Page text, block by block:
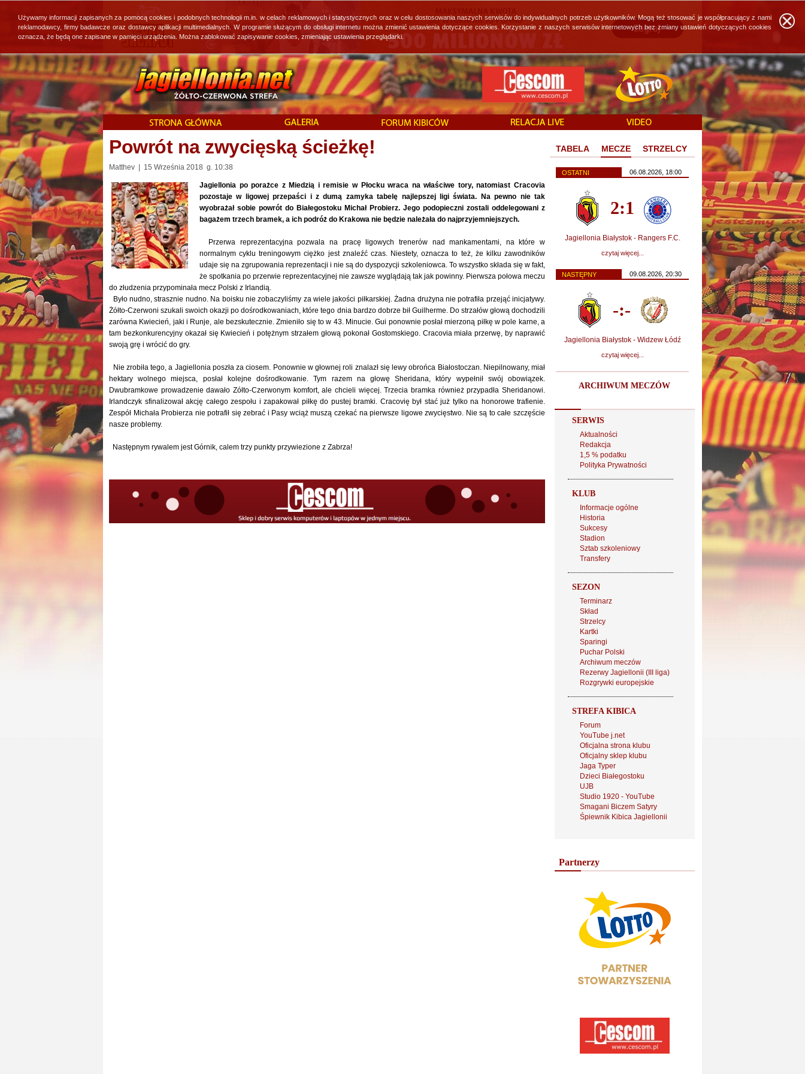
Powrót na zwycięską ścieżkę!
Matthev | 15 Września 2018 g. 10:38
Jagiellonia po porażce z Miedzią i remisie w Płocku wraca na właściwe tory, natomiast Cracovia
pozostaje w ligowej przepaści i z dumą zamyka tabelę najlepszej ligi świata. Na pewno nie tak
wyobrażał sobie powrót do Białegostoku Michał Probierz. Jego podopieczni zostali oddelegowani z
bagażem trzech bramek, a ich podróż do Krakowa nie będzie należała do najprzyjemniejszych.
Przerwa reprezentacyjna pozwala na pracę ligowych trenerów nad mankamentami, na które w
normalnym cyklu treningowym ciężko jest znaleźć czas. Niestety, oznacza to też, że kilku zawodników
udaje się na zgrupowania reprezentacji i nie są do dyspozycji szkoleniowca. To wszystko składa się w fakt,
że spotkania po przerwie reprezentacyjnej nie zawsze wyglądają tak jak powinny. Pierwsza połowa meczu
do złudzenia przypominała mecz Polski z Irlandią.
Było nudno, strasznie nudno. Na boisku nie zobaczyliśmy za wiele jakości piłkarskiej. Żadna drużyna nie potrafiła przejąć inicjatywy.
Żółto-Czerwoni szukali swoich okazji po dośrodkowaniach, które tego dnia bardzo dobrze bił Guilherme. Do strzałów głową dochodzili
zarówna Kwiecień, jaki i Runje, ale bezskutecznie. Zmieniło się to w 43. Minucie. Gui ponownie posłał mierzoną piłkę w pole karne, a
tam bezkonkurencyjny okazał się Kwiecień i potężnym strzałem głową pokonał Gostomskiego. Cracovia miała przerwę, by naprawić
swoją grę i wrócić do gry.
Nie zrobiła tego, a Jagiellonia poszła za ciosem. Ponownie w głownej roli znalazł się lewy obrońca Białostoczan. Niepilnowany, miał
hektary wolnego miejsca, posłał kolejne dośrodkowanie. Tym razem na głowę Sheridana, który wypełnił swój obowiązek.
Dwubramkowe prowadzenie dawało Zółto-Czerwonym komfort, ale chcieli więcej. Trzecia bramka również przypadła Sheridanowi.
Irlandczyk sfinalizował akcję całego zespołu i zapakował piłkę do pustej bramki. Cracovię był stać już tylko na honorowe trafienie.
Zespół Michała Probierza nie potrafił się zebrać i Pasy wciąż muszą czekać na pierwsze ligowe zwycięstwo. Nie są to całe szczęście
nasze problemy.
Następnym rywalem jest Górnik, calem trzy punkty przywiezione z Zabrza!
TABELA MECZE STRZELCY
OSTATNI 06.08.2026, 18:00
2:1
Jagiellonia Białystok - Rangers F.C.
czytaj więcej...
NASTĘPNY 09.08.2026, 20:30
-:-
Jagiellonia Białystok - Widzew Łódź
czytaj więcej...
ARCHIWUM MECZÓW
SERWIS
Aktualności
Redakcja
1,5 % podatku
Polityka Prywatności
KLUB
Informacje ogólne
Historia
Sukcesy
Stadion
Sztab szkoleniowy
Transfery
SEZON
Terminarz
Skład
Strzelcy
Kartki
Sparingi
Puchar Polski
Archiwum meczów
Rezerwy Jagiellonii (III liga)
Rozgrywki europejskie
STREFA KIBICA
Forum
YouTube j.net
Oficjalna strona klubu
Oficjalny sklep klubu
Jaga Typer
Dzieci Białegostoku
UJB
Studio 1920 - YouTube
Smagani Biczem Satyry
Śpiewnik Kibica Jagiellonii
Partnerzy
Używamy informacji zapisanych za pomocą cookies i podobnych technologii m.in. w celach reklamowych i statystycznych oraz w celu dostosowania naszych serwisów do indywidualnych potrzeb użytkowników. Mogą też stosować je współpracujący z nami
reklamodawcy, firmy badawcze oraz dostawcy aplikacji multimedialnych. W programie służącym do obsługi internetu można zmienić ustawienia dotyczące cookies. Korzystanie z naszych serwisów internetowych bez zmiany ustawień dotyczących cookies
oznacza, że będą one zapisane w pamięci urządzenia. Można zablokować zapisywanie cookies, zmieniając ustawienia przeglądarki.